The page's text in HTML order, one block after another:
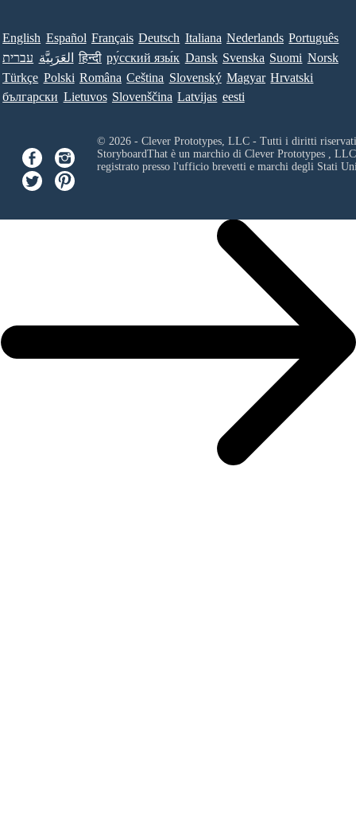
English Español Français Deutsch Italiana Nederlands Português
עברית العَرَبِيَّة हिन्दी ру́сский язы́к Dansk Svenska Suomi Norsk
Türkçe Polski Româna Ceština Slovenský Magyar Hrvatski
български Lietuvos Slovenščina Latvijas eesti
© 2026 - Clever Prototypes, LLC - Tutti i diritti
StoryboardThat è un marchio di Clever Prototypes , LLC
registrato presso l'ufficio brevetti e marchi degli Stati